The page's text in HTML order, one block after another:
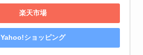
楽天市場
Yahoo!ショッピング